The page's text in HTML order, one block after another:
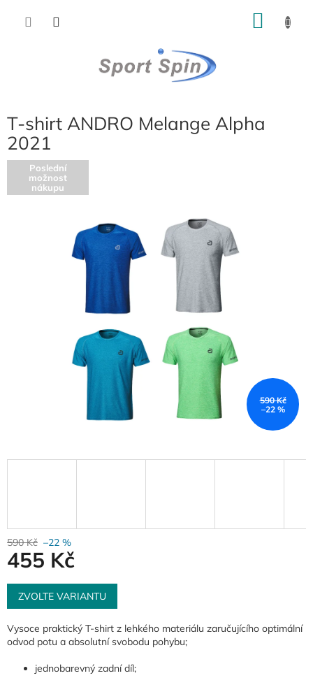
T-shirt ANDRO Melange Alpha
2021
Poslední
možnost
nákupu
590 Kč
–22 %
590 Kč –22 %
455 Kč
Měrná
cena:
ZVOLTE VARIANTU
Vysoce praktický T-shirt z lehkého materiálu zaručujícího optimální
odvod potu a absolutní svobodu pohybu;
jednobarevný zadní díl;